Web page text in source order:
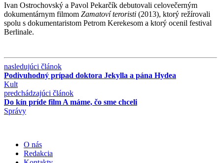
Ivan Ostrochovský a Pavol Pekarčík debutovali celovečerným
dokumentárnym filmom Zamatoví teroristi (2013), ktorý režírovali
spolu s dokumentaristom Petrom Kerekesom a ktorý ocenil festival
Berlinale.
nasledujúci článok
Podivuhodný prípad doktora Jekylla a pána Hydea
Kult
predchádzajúci článok
Do kín príde film A máme, čo sme chceli
Správy
O nás
Redakcia